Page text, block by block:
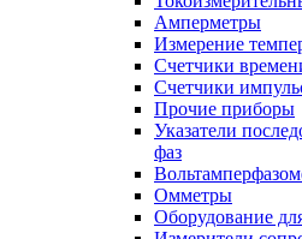
Амперметры
Измерение
Счетчики
Счетчики
Прочие приборы
Указатели
фаз
Омметры
Оборудование